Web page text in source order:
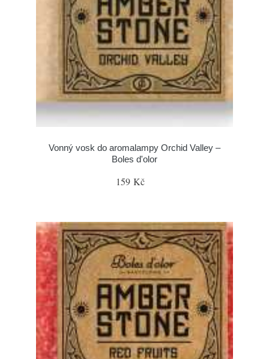
Vonný vosk do aromalampy Orchid Valley –
Boles d'olor
159 Kč